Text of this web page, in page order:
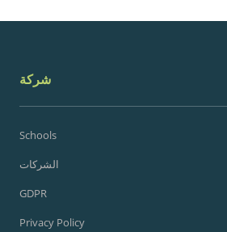
شركة
Schools
الشركات
GDPR
Privacy Policy